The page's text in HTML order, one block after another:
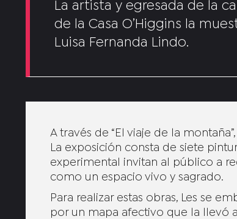
La artista y egresada de la
de la Casa O’Higgins la
Luisa Fernanda Lindo.
A través de “El viaje de la
La exposición consta de siete
experimental invitan al público a
como un espacio vivo y sagrado.
Para realizar estas obras, Les se
por un mapa afectivo que la llevó